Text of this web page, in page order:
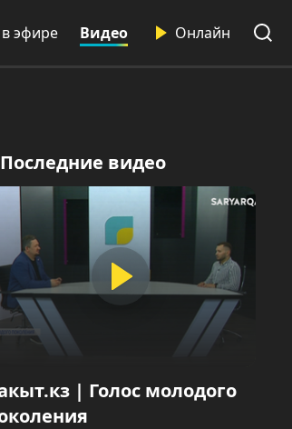
эфире Видео Онлайн
Последние видео
| Голос молодого